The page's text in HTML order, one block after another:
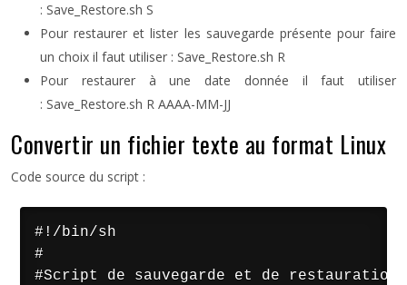
: Save_Restore.sh S
Pour restaurer et lister les sauvegarde présente pour faire
un choix il faut utiliser : Save_Restore.sh R
Pour restaurer à une date donnée il faut utiliser
: Save_Restore.sh R AAAA-MM-JJ
Convertir un fichier texte au format Linux
Code source du script :
#!/bin/sh
#
#Script de sauvegarde et de restauration